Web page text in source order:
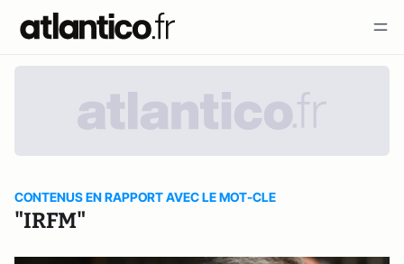
CONTENUS EN RAPPORT AVEC LE MOT-CLE
"IRFM"